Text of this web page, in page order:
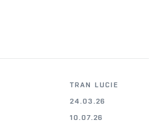
TRAN LUCIE
24.03.26
10.07.26